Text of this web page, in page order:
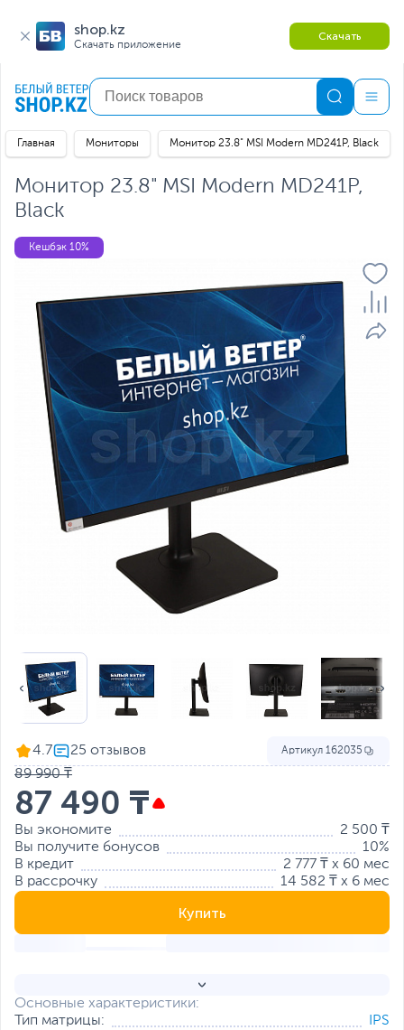
shop.kz
Скачать приложение
Скачать
Главная Мониторы Монитор 23.8" MSI Modern MD241P, Black
Монитор 23.8" MSI Modern MD241P,
Black
Кешбэк 10%
Основные характеристики:
Тип матрицы:
IPS
4.7 Артикул 162035
89 990 ₸
87 490 ₸
Вы экономите
2 500 ₸
Вы получите бонусов
10%
В кредит
2 777 ₸ x 60 мес
В рассрочку
14 582 ₸ x 6 мес
Купить